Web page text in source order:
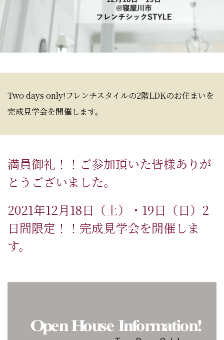
Two days only!フレンチスタイルの2階LDKのお住まいを
完成見学会を開催します。
満員御礼！！ご参加頂いた皆様ありが
とうございました。
2021年12月18日（土）・19日（日）2
日間限定！！完成見学会を開催しま
す。